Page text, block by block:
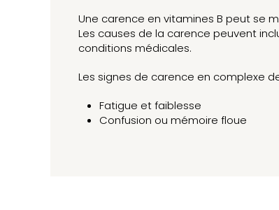
Une carence en vitamines B peut se
Les causes de la carence peuvent
conditions médicales.
Les signes de carence en complexe
Fatigue et faiblesse
Confusion ou mémoire floue